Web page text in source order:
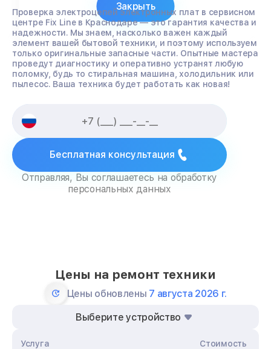
Проверка электроцепей электронных плат в сервисном
центре Fix Line в Краснодаре — это гарантия качества и
надежности. Мы знаем, насколько важен каждый
элемент вашей бытовой техники, и поэтому используем
только оригинальные запасные части. Опытные мастера
проведут диагностику и оперативно устранят любую
поломку, будь то стиральная машина, холодильник или
пылесос. Ваша техника будет работать как новая!
Бесплатная консультация
Отправляя, Вы соглашаетесь на обработку
персональных данных
Цены на ремонт техники
Цены обновлены 7 августа 2026 г.
Выберите устройство
Услуга Стоимость
Закрыть